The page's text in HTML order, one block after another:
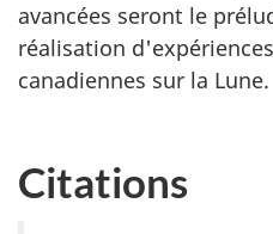
avancées seront le
réalisation
canadiennes sur la Lune.
Citations